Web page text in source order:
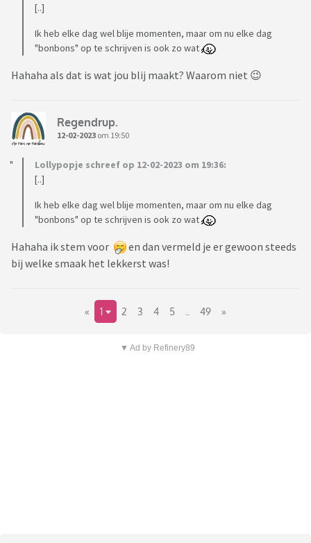
[..]
Ik heb elke dag wel blije momenten, maar om nu elke dag
"bonbons" op te schrijven is ook zo wat
Hahaha als dat is wat jou blij maakt? Waarom niet 😉
Regendrup.
12-02-2023 om 19:50
Lollypopje schreef op 12-02-2023 om 19:36:
[..]
Ik heb elke dag wel blije momenten, maar om nu elke dag
"bonbons" op te schrijven is ook zo wat
Hahaha ik stem voor
en dan vermeld je er gewoon steeds
bij welke smaak het lekkerst was!
« 1 2 3 4 5 49 »
▼ Ad by Refinery89